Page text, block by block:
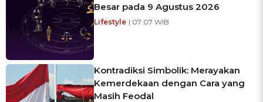
Besar pada 9 Agustus 2026
Lifestyle | 07:07 WIB
Kontradiksi Simbolik: Merayakan
Kemerdekaan dengan Cara yang
Masih Feodal